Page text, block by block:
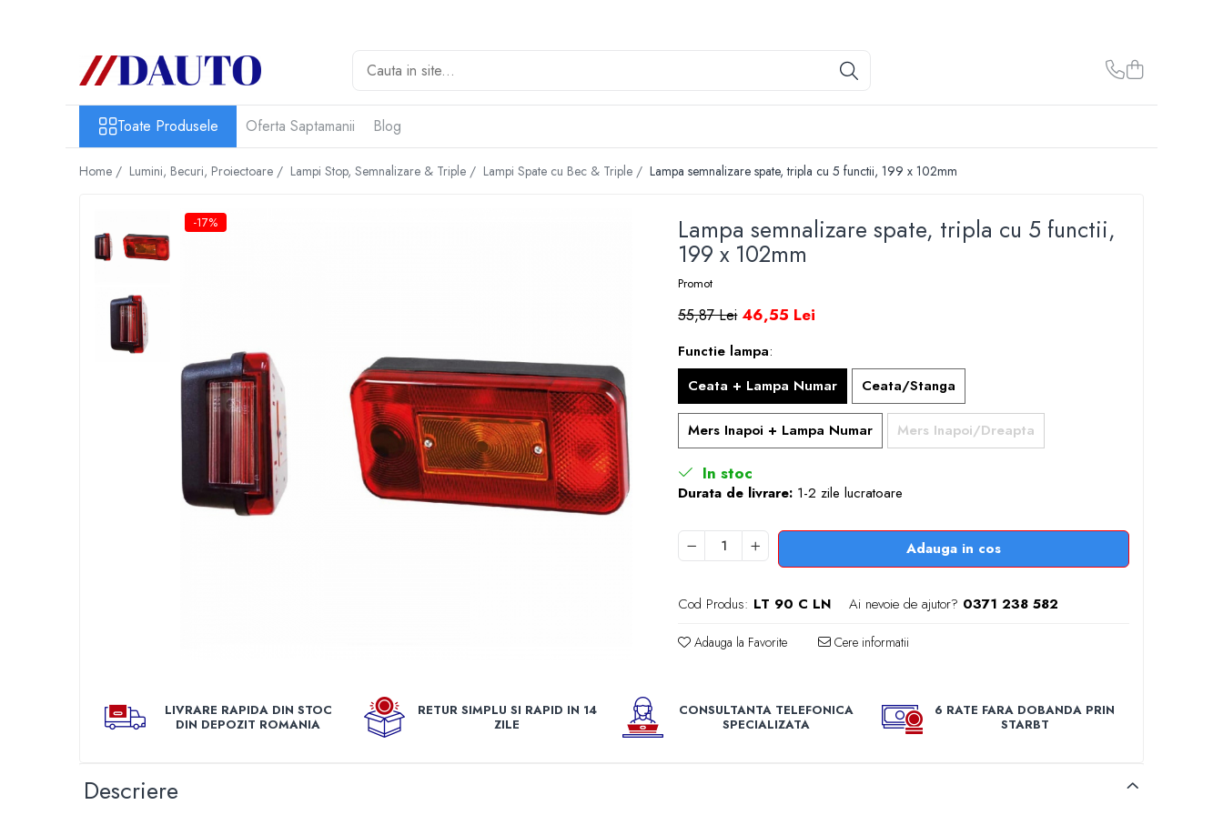
Toate Produsele
Accesorii inox
Toate Produsele Oferta Saptamanii Blog
Home / Lumini, Becuri, Proiectoare / Lampi Stop, Semnalizare & Triple / Lampi Spate cu Bec & Triple / Lampa semnalizare spate, tripla cu 5 functii, 199 x 102mm
Lampa semnalizare spate, tripla cu 5 functii,
199 x 102mm
Promot
-17%
Facebook
55,87 Lei 46,55 Lei
Functie lampa:
Ceata + Lampa Numar
Ceata/Stanga
Mers Inapoi + Lampa Numar Mers Inapoi/Dreapta
In stoc
Durata de livrare: 1-2 zile lucratoare
Adauga in cos
Cod Produs: LT 90 C LN Ai nevoie de ajutor? 0371 238 582
Adauga la Favorite Cere informatii
LIVRARE RAPIDA DIN STOC
DIN DEPOZIT ROMANIA
RETUR SIMPLU SI RAPID IN 14
ZILE
CONSULTANTA TELEFONICA
SPECIALIZATA
6 RATE FARA DOBANDA PRIN
STARBT
Descriere